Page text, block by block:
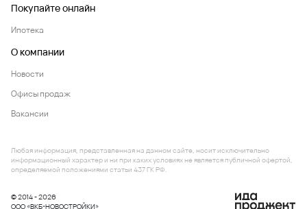
Покупайте онлайн
Ипотека
О компании
Новости
Офисы продаж
Вакансии
© 2014 - 2026
ООО «ВКБ-НОВОСТРОЙКИ»
Любая информация, представленная на данном сайте, носит исключительно
информационный характер и ни при каких условиях не является публичной офертой,
определяемой положениями статьи 437 ГК РФ.